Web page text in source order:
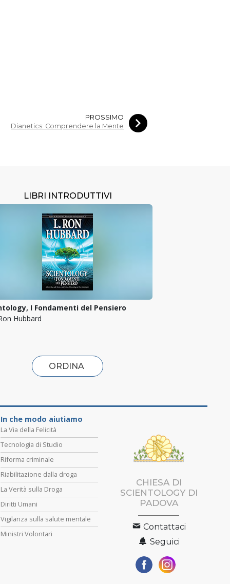
PROSSIMO
Dianetics: Comprendere la Mente
LIBRI INTRODUTTIVI
I Fondamenti del Pensiero
Hubbard
ORDINA
In che modo aiutiamo
La Via della Felicità
Tecnologia di Studio
Riforma criminale
Riabilitazione dalla droga
La Verità sulla Droga
Diritti Umani
Vigilanza sulla salute mentale
Ministri Volontari
CHIESA DI
SCIENTOLOGY DI
PADOVA
Contattaci
Seguici